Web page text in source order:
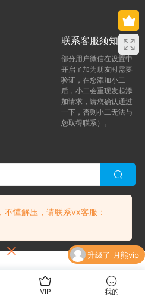
联系客服须知
部分用户微信在设置中
开启了加为朋友时需要
验证，在您添加小二
后，小二会重现发起添
加请求，请您确认通过
一下，否则小二无法与
您取得联系）。
咨询问题)
VIP 我的
不懂解压，请联系vx客服：
升级了 月熊vip
升级了 月熊vip